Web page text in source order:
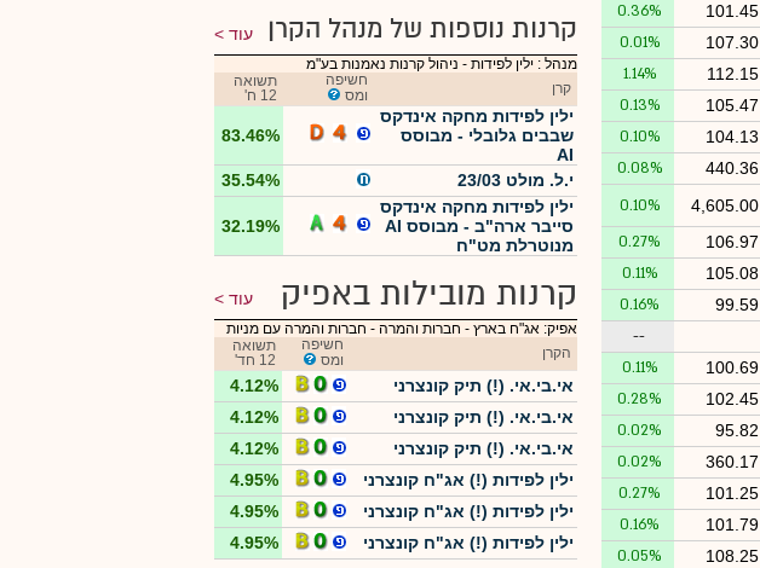
101.45
0.36%
107.30
0.01%
112.15
1.14%
105.47
0.13%
104.13
0.10%
440.36
0.08%
4,605.00
0.10%
106.97
0.27%
105.08
0.11%
99.59
0.16%
--
100.69
0.11%
102.45
0.28%
95.82
0.02%
360.17
0.02%
101.25
0.27%
101.79
0.16%
108.25
0.05%
קרנות נוספות של מנהל הקרן עוד
מנהל : ילין לפידות - ניהול קרנות נאמנות בע"מ
קרן
חשיפה
ומס
תשואה
12 ח'
ילין לפידות מחקה אינדקס
שבבים גלובלי - מבוסס
AI
83.46%
י.ל. מולט 23/03
35.54%
ילין לפידות מחקה אינדקס
סייבר ארה"ב - מבוסס AI
מנוטרלת מט"ח
32.19%
קרנות מובילות באפיק עוד
אפיק: אג"ח בארץ - חברות והמרה - חברות והמרה עם מניות
הקרן
חשיפה
ומס
תשואה
12 חד'
אי.בי.אי. (!) תיק קונצרני
4.12%
אי.בי.אי. (!) תיק קונצרני
4.12%
אי.בי.אי. (!) תיק קונצרני
4.12%
ילין לפידות (!) אג"ח קונצרני
4.95%
ילין לפידות (!) אג"ח קונצרני
4.95%
ילין לפידות (!) אג"ח קונצרני
4.95%